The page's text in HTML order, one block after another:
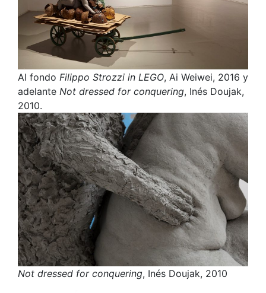
Al fondo Filippo Strozzi in LEGO, Ai Weiwei, 2016 y
adelante Not dressed for conquering, Inés Doujak,
2010.
Not dressed for conquering, Inés Doujak, 2010